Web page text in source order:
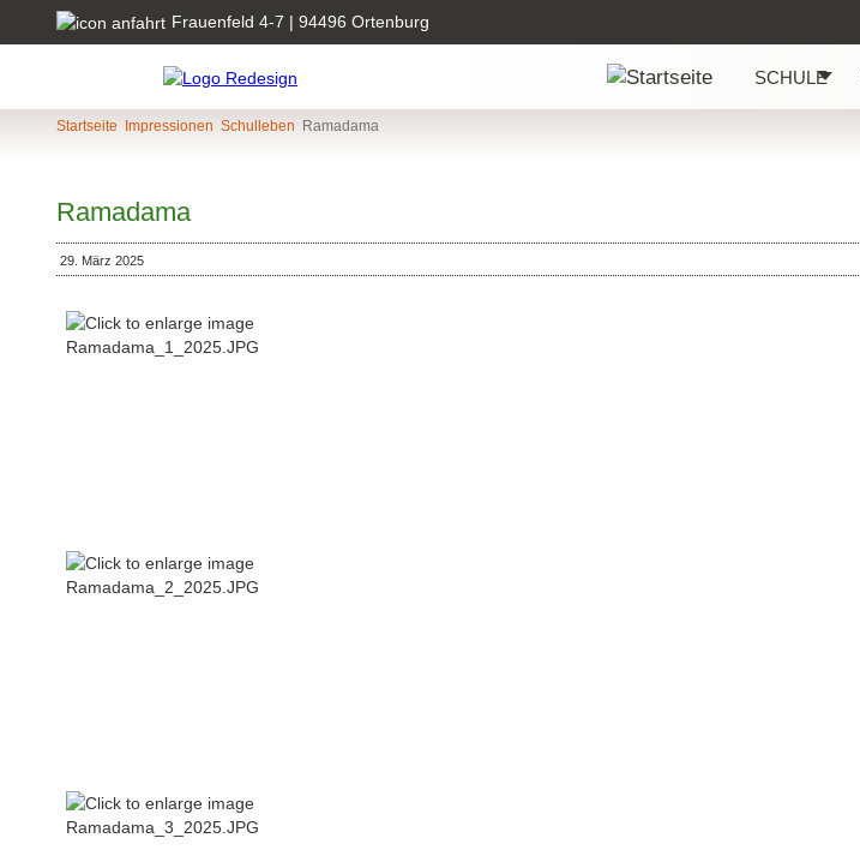
Frauenfeld 4-7 | 94496 Ortenburg
SCHULE
Startseite Impressionen Schulleben Ramadama
Ramadama
29. März 2025